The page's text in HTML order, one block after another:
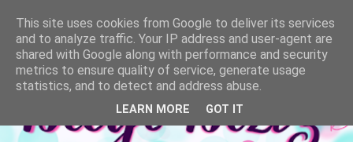
This site uses cookies from Google to deliver its services
and to analyze traffic. Your IP address and user-agent are
shared with Google along with performance and security
metrics to ensure quality of service, generate usage
statistics, and to detect and address abuse.
LEARN MORE GOT IT